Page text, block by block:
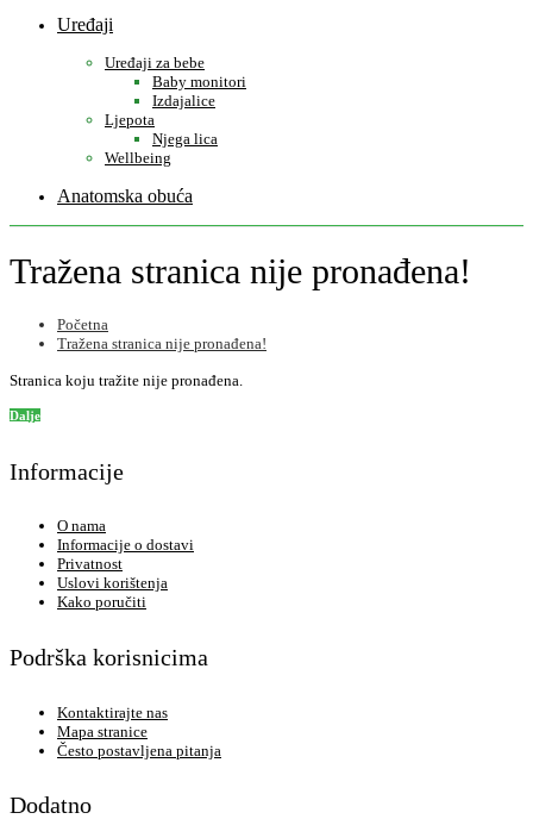
Uređaji
Uređaji za bebe
Baby monitori
Izdajalice
Ljepota
Njega lica
Wellbeing
Anatomska obuća
Tražena stranica nije pronađena!
Početna
Tražena stranica nije pronađena!
Stranica koju tražite nije pronađena.
Dalje
Informacije
O nama
Informacije o dostavi
Privatnost
Uslovi korištenja
Kako poručiti
Podrška korisnicima
Kontaktirajte nas
Mapa stranice
Često postavljena pitanja
Dodatno